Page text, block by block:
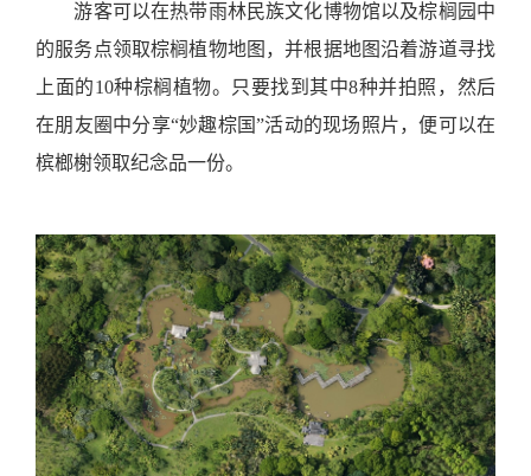
游客可以在热带雨林民族文化博物馆以及棕榈园中
的服务点领取棕榈植物地图，并根据地图沿着游道寻找
上面的10种棕榈植物。只要找到其中8种并拍照，然后
在朋友圈中分享“妙趣棕国”活动的现场照片，便可以在
槟榔榭领取纪念品一份。